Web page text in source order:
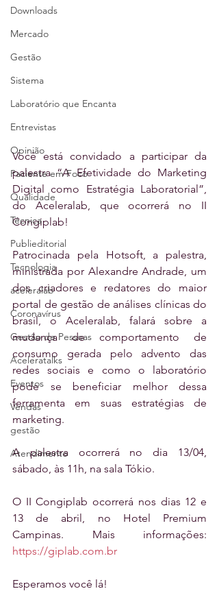
Downloads
Mercado
Gestão
Sistema
Laboratório que Encanta
Entrevistas
Opinião
Paciente em Foco
Qualidade
Técnica
Publieditorial
Tecnologia
aceleralab
Coronavírus
Gestão de Pessoas
Aceleratalks
Eventos
Vendas
gestão
Atendimento
Você está convidado a participar da
palestra “A Efetividade do Marketing
Digital como Estratégia Laboratorial”,
do Aceleralab, que ocorrerá no II
Congiplab!
Patrocinada pela Hotsoft, a palestra,
ministrada por Alexandre Andrade, um
dos criadores e redatores do maior
portal de gestão de análises clínicas do
brasil, o Aceleralab, falará sobre a
mudança de comportamento de
consumo gerada pelo advento das
redes sociais e como o laboratório
pode se beneficiar melhor dessa
ferramenta em suas estratégias de
marketing.
A palestra ocorrerá no dia 13/04,
sábado, às 11h, na sala Tókio.
O II Congiplab ocorrerá nos dias 12 e
13 de abril, no Hotel Premium
https://giplab.com.br
Esperamos você lá!